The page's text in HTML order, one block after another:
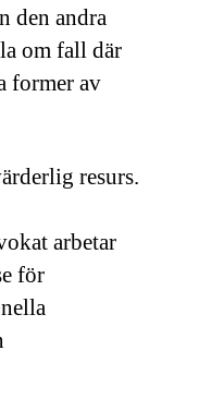
den andra
om fall där
former av
resurs.
arbetar
för